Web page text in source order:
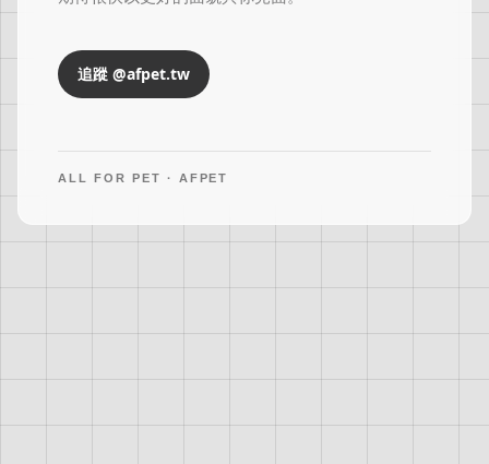
追蹤 @afpet.tw
ALL FOR PET · AFPET